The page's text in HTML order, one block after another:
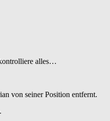
alles…
von seiner Position entfernt.